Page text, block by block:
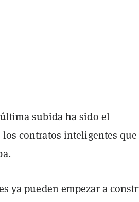
subida ha sido el
contratos inteligentes que
ya pueden empezar a